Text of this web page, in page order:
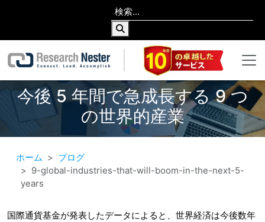
今後 5 年間で急成長する 9 つ
の世界的産業
ホーム
ブログ
9-global-industries-that-will-boom-in-the-next-5-
years
国際通貨基金が発表したデータによると、世界経済は今後数年